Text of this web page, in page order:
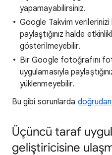
yapamayabilirsiniz.
Google Takvim verilerinizi
paylaştığınız halde
gösterilmeyebilir.
Bir Google fotoğrafını
uygulamasıyla
yüklenmeyebilir.
Bu gibi sorunlarda
Üçüncü taraf
geliştiricisine